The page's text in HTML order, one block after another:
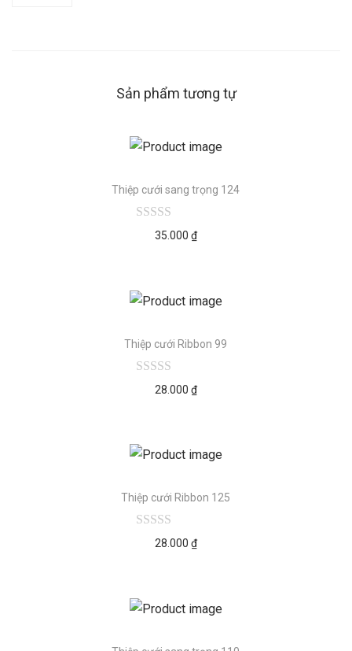
Sản phẩm tương tự
Thiệp cưới sang trọng 124
35.000 ₫
Thiệp cưới Ribbon 99
28.000 ₫
Thiệp cưới Ribbon 125
28.000 ₫